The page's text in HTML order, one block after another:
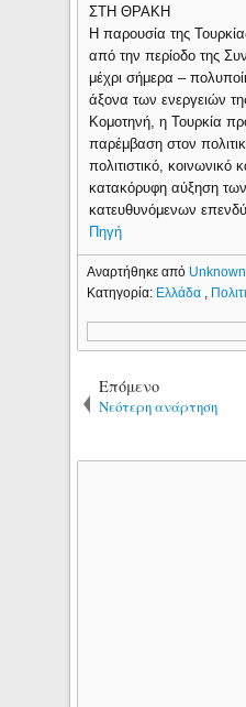
ΣΤΗ ΘΡΑΚΗ
Η παρουσία της
από την περίοδο της
μέχρι σήμερα –
άξονα των ενεργειών
Κομοτηνή, η Τουρκία
παρέμβαση στον
πολιτιστικό, κοινωνικό
κατακόρυφη αύξηση
κατευθυνόμενων
Πηγή
Αναρτήθηκε από
Κατηγορία: Ελλάδα
Επόμενο
Νεότερη ανάρτηση